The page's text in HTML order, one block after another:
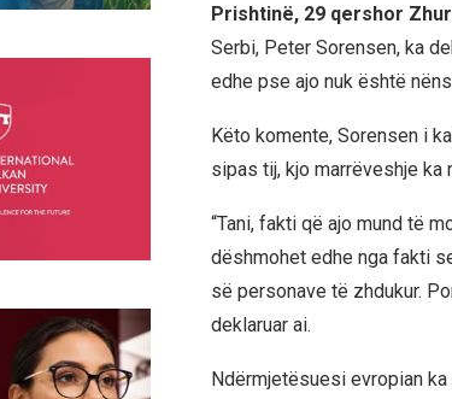
Prishtinë, 29 qershor
Serbi, Peter Sorensen, ka
edhe pse ajo nuk është
Këto komente, Sorensen i
sipas tij, kjo marrëveshje
“Tani, fakti që ajo mund të
dëshmohet edhe nga fakti
së personave të zhdukur.
deklaruar ai.
Ndërmjetësuesi evropian